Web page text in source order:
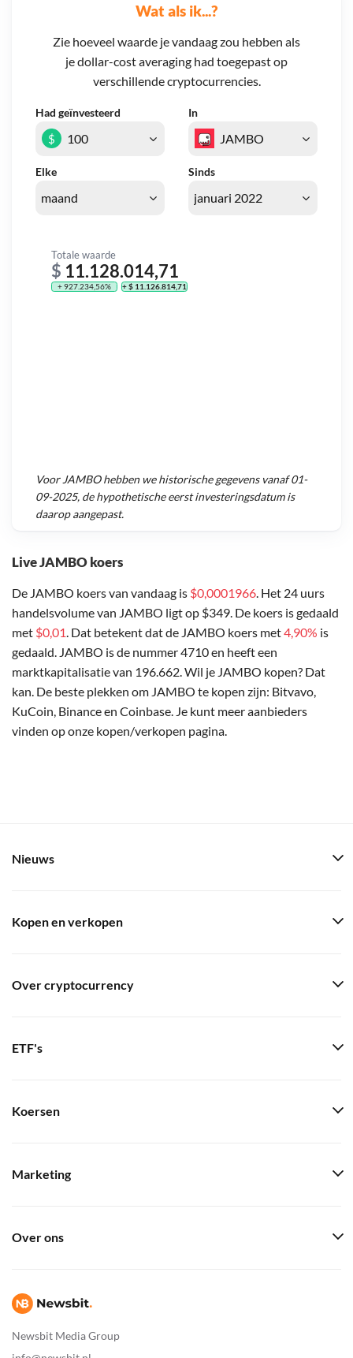
Live JAMBO koers
De JAMBO koers van vandaag is $0,0001966. Het 24 uurs
handelsvolume van JAMBO ligt op $349. De koers is gedaald
met $0,01. Dat betekent dat de JAMBO koers met4,90% is
gedaald. JAMBO is de nummer 4710 en heeft een
marktkapitalisatie van 196.662. Wil je JAMBO kopen? Dat
kan. De beste plekken om JAMBO te kopen zijn: Bitvavo,
KuCoin, Binance en Coinbase. Je kunt meer aanbieders
vinden op onze kopen/verkopen pagina.
Wat als ik...?
Zie hoeveel waarde je vandaag zou hebben als
je dollar-cost averaging had toegepast op
verschillende cryptocurrencies.
Had geïnvesteerd In
Elke Sinds
$
Totale waarde
$ 11.128.014,71
+ 927.234,56% + $ 11.126.814,71
Voor JAMBOhebben we historische gegevens vanaf01-
09-2025, de hypothetische eerst investeringsdatum is
daarop aangepast.
Newsbit Media Group
Nieuws
Kopen en verkopen
Over cryptocurrency
ETF's
Koersen
Marketing
Over ons